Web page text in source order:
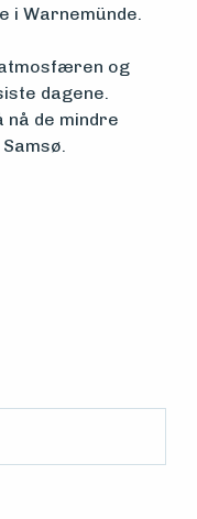
i Warnemünde.
atmosfæren og
dagene.
nå de mindre